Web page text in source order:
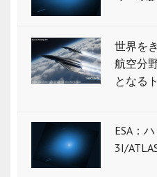
世界を
航空分
となる
ESA：
3I/